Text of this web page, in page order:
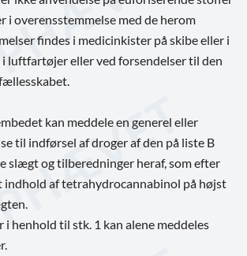
i overensstemmelse med de herom
findes i medicinkister på skibe eller i
luftfartøjer eller ved forsendelser til den
kan meddele en generel eller
til indførsel af droger af den på liste B
slægt og tilberedninger heraf, som efter
indhold af tetrahydrocannabinol på højst
i henhold til stk. 1 kan alene meddeles